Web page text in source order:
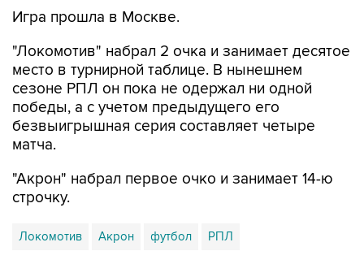
Игра прошла в Москве.
"Локомотив" набрал 2 очка и занимает десятое
место в турнирной таблице. В нынешнем
сезоне РПЛ он пока не одержал ни одной
победы, а с учетом предыдущего его
безвыигрышная серия составляет четыре
матча.
"Акрон" набрал первое очко и занимает 14-ю
строчку.
Локомотив Акрон футбол РПЛ